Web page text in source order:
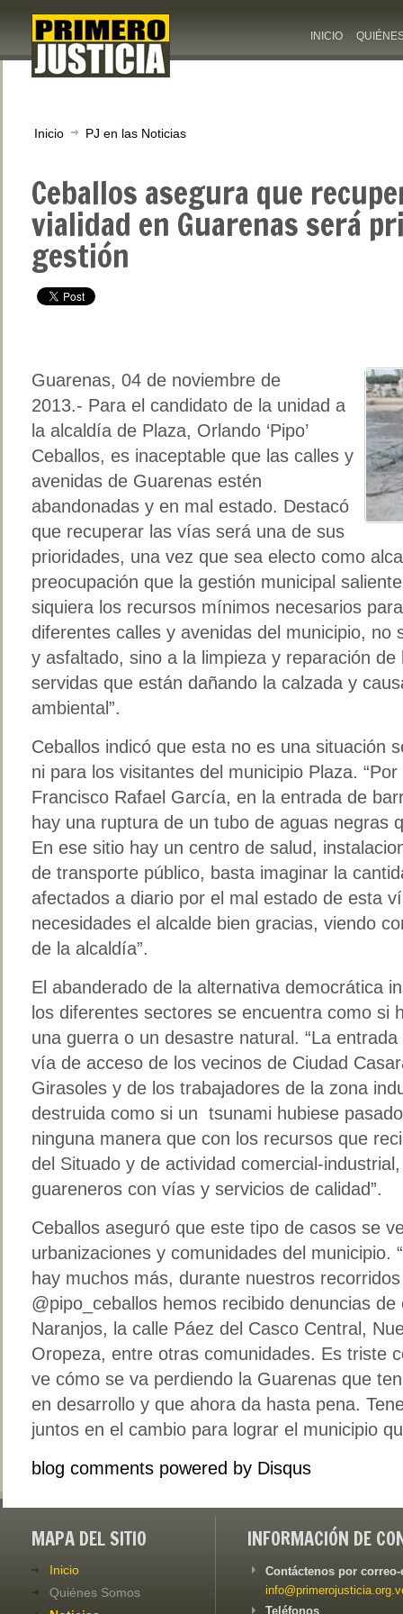
INICIO
Inicio PJ en las Noticias
Ceballos asegura que
vialidad en Guarenas será
gestión
Guarenas, 04 de noviembre de
2013.- Para el candidato de la unidad a
la alcaldía de Plaza, Orlando ‘Pipo’
Ceballos, es inaceptable que las calles y
avenidas de Guarenas estén
abandonadas y en mal estado. Destacó
que recuperar las vías será una de sus
prioridades, una vez que sea electo como
preocupación que la gestión municipal
siquiera los recursos mínimos necesarios
diferentes calles y avenidas del municipio, no
y asfaltado, sino a la limpieza y reparación
servidas que están dañando la calzada y
ambiental”.
Ceballos indicó que esta no es una situación
ni para los visitantes del municipio Plaza.
Francisco Rafael García, en la entrada de
hay una ruptura de un tubo de aguas negras
En ese sitio hay un centro de salud,
de transporte público, basta imaginar la
afectados a diario por el mal estado de esta
necesidades el alcalde bien gracias, viendo
de la alcaldía”.
El abanderado de la alternativa democrática
los diferentes sectores se encuentra como si
una guerra o un desastre natural. “La
vía de acceso de los vecinos de Ciudad
Girasoles y de los trabajadores de la zona
destruida como si un tsunami hubiese
ninguna manera que con los recursos que
del Situado y de actividad comercial-
guareneros con vías y servicios de calidad”.
Ceballos aseguró que este tipo de casos se
urbanizaciones y comunidades del municipio.
hay muchos más, durante nuestros
@pipo_ceballos hemos recibido denuncias
Naranjos, la calle Páez del Casco Central,
Oropeza, entre otras comunidades. Es triste
ve cómo se va perdiendo la Guarenas que
en desarrollo y que ahora da hasta pena.
juntos en el cambio para lograr el municipio
blog comments powered by Disqus
MAPA DEL SITIO
Inicio
Quiénes Somos
INFORMACIÓN DE
Contáctenos por
Teléfonos